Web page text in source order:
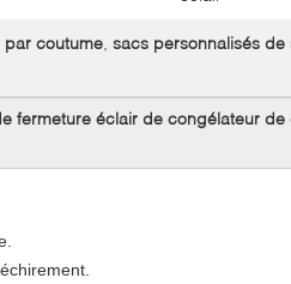
par coutume sacs personnalisés
fermeture éclair de congélateur de